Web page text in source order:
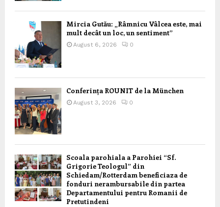
Mircia Gutău: „Râmnicu Vâlcea este, mai
mult decât un loc, un sentiment”
August 6, 2026 0
Conferința ROUNIT de la München
August 3, 2026 0
Scoala parohiala a Parohiei “Sf.
Grigorie Teologul” din
Schiedam/Rotterdam beneficiaza de
fonduri nerambursabile din partea
Departamentului pentru Romanii de
Pretutindeni